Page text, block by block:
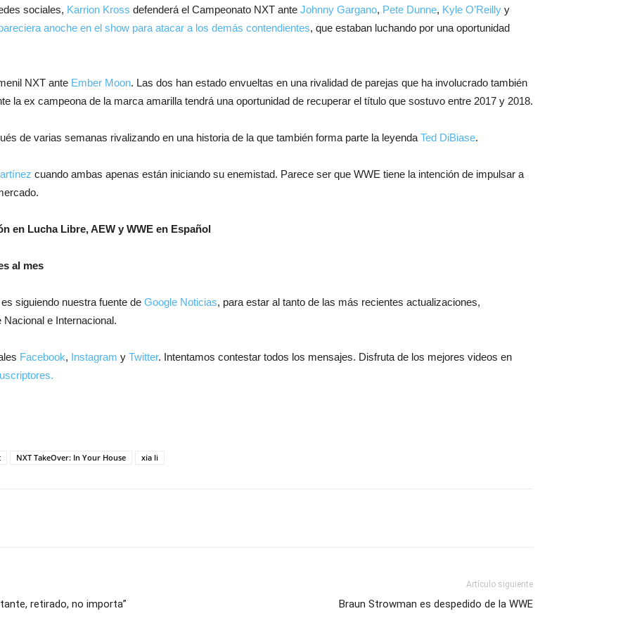
sociales, Karrion Kross defenderá el Campeonato NXT ante Johnny Gargano, Pete Dunne, Kyle O’Reilly y
anoche en el show para atacar a los demás contendientes, que estaban luchando por una oportunidad
NXT ante Ember Moon. Las dos han estado envueltas en una rivalidad de parejas que ha involucrado también
la ex campeona de la marca amarilla tendrá una oportunidad de recuperar el título que sostuvo entre 2017 y 2018.
de varias semanas rivalizando en una historia de la que también forma parte la leyenda Ted DiBiase.
cuando ambas apenas están iniciando su enemistad. Parece ser que WWE tiene la intención de impulsar a
en Lucha Libre, AEW y WWE en Español
al mes
siguiendo nuestra fuente de Google Noticias, para estar al tanto de las más recientes actualizaciones,
e Internacional.
Facebook, Instagram y Twitter. Intentamos contestar todos los mensajes. Disfruta de los mejores videos en
NXT TakeOver: In Your House xia li
retirado, no importa”
Artículo siguiente
Braun Strowman es despedido de la WWE